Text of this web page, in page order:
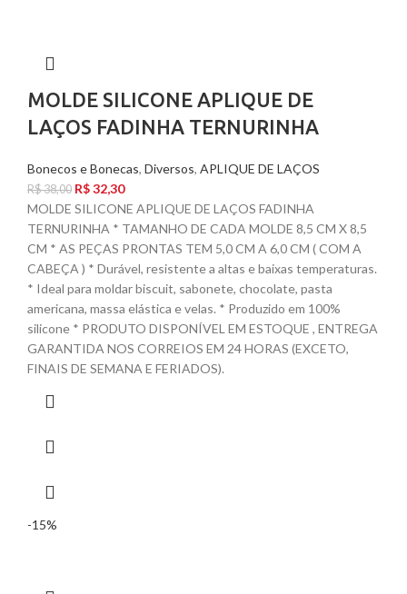
MOLDE SILICONE APLIQUE DE
LAÇOS FADINHA TERNURINHA
Bonecos e Bonecas, Diversos, APLIQUE DE LAÇOS
R$38,00 R$32,30
MOLDE SILICONE APLIQUE DE LAÇOS FADINHA
TERNURINHA * TAMANHO DE CADA MOLDE 8,5 CM X 8,5
CM * AS PEÇAS PRONTAS TEM 5,0 CM A 6,0 CM ( COM A
CABEÇA ) * Durável, resistente a altas e baixas temperaturas.
* Ideal para moldar biscuit, sabonete, chocolate, pasta
americana, massa elástica e velas. * Produzido em 100%
silicone * PRODUTO DISPONÍVEL EM ESTOQUE , ENTREGA
GARANTIDA NOS CORREIOS EM 24 HORAS (EXCETO,
FINAIS DE SEMANA E FERIADOS).
-15%